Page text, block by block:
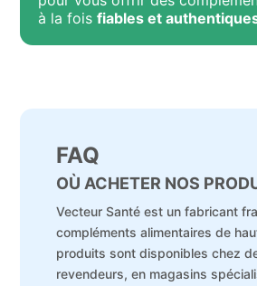
à la foisfiables et
FAQ
OÙ ACHETER NOS
Vecteur Santé est un fabricant
compléments alimentaires de
produits sont disponibles chez
revendeurs, en magasins